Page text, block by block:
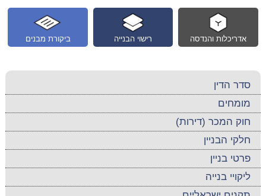
ביקורת מבנים רישוי הבנייה אדריכלות והנדסה
סדר הדין
מומחים
חוק המכר (דירות)
חלקי הבניין
פרטי בניין
ליקויי בנייה